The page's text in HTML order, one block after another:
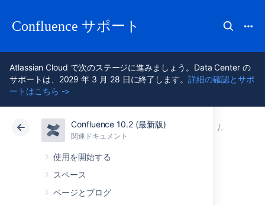
Confluence サポート
Atlassian Cloud で次のステージに進みましょう。Data Center の
サポートは、2029 年 3 月 28 日に終了します。詳細の確認とサポ
ートはこちら ->
Confluence 10.2 (最新版)
関連ドキュメント
使用を開始する
スペース
ページとブログ
アトラシアン サポート Confluence 10.2
関連ドキュメント
クラウド Data Center 10.2
Confluence 5.7.5 リ